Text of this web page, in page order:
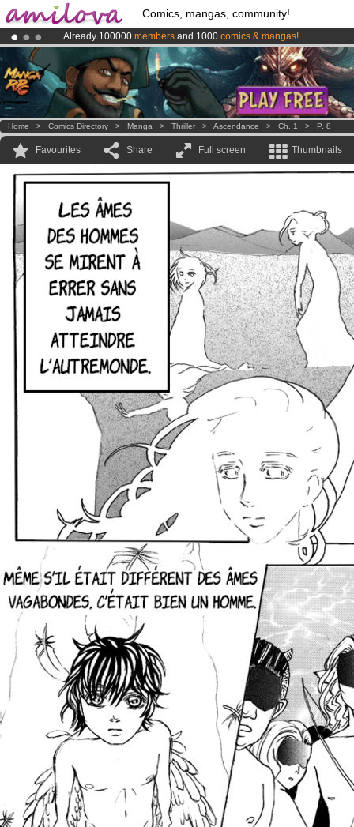
Comics, mangas, community!
Already 100000 members and 1000 comics & mangas!.
Premium membership from3.95 eurosper month !Get membership
AmilovaKickstarter is now LIVE!.
Home > Comics Directory > Manga > Thriller > Ascendance > Ch. 1 > P. 8
Favourites Share Full screen Thumbnails